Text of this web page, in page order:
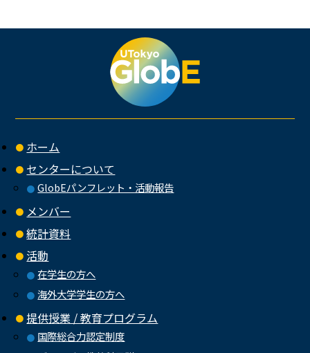
ホーム
センターについて
GlobEパンフレット・活動報告
メンバー
統計資料
活動
在学生の方へ
海外大学学生の方へ
提供授業 / 教育プログラム
国際総合力認定制度